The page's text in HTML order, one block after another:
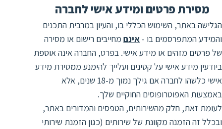
מסירת פרטים ומידע אישי לחברה
הגלישה באתר, השימוש הכללי בו, והעיון במרבית התכנים
והמידע המתפרסמים בו - אינם מחייבים רישום או מסירה
של פרטים מזהים או מידע אישי. בפרט, החברה אינה אוספת
ביודעין מידע אישי על קטינים ועלייך להימנע ממסירת מידע
אישי כלשהו לחברה אם גילך נמוך מ-18 שנים, אלא
באמצעות האפוטרופוסים החוקיים שלך.
לעומת זאת, חלק מהשירותים, הטפסים והמדורים באתר,
ובכלל זה הזמנה מקוונת של שירותים (כגון הזמנת שירותי